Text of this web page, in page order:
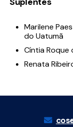
Marilene
do Uatumã
Cíntia Roque
Renata